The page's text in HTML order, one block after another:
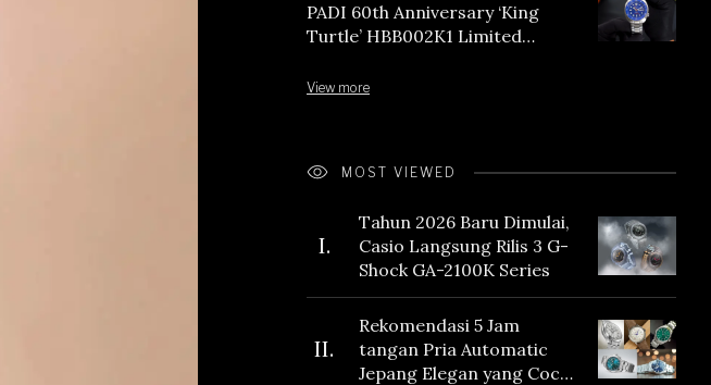
PADI 60th Anniversary ‘King
Turtle’ HBB002K1 Limited
View more
MOST VIEWED
I.
Tahun 2026 Baru Dimulai,
Casio Langsung Rilis 3 G-
Shock GA-2100K Series
II.
Rekomendasi 5 Jam
tangan Pria Automatic
Jepang Elegan yang Cocok